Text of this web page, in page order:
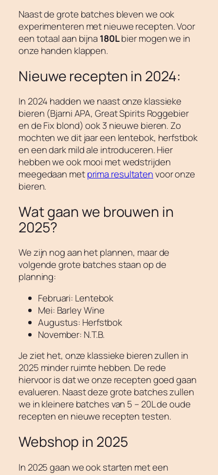
Naast de grote batches bleven we ook
experimenteren met nieuwe recepten. Voor
een totaal aan bijna 180Lbier mogen we in
onze handen klappen.
Nieuwe recepten in 2024:
In 2024 hadden we naast onze klassieke
bieren (Bjarni APA, Great Spirits Roggebier
en de Fix blond) ook 3 nieuwe bieren. Zo
mochten we dit jaar een lentebok, herfstbok
en een dark mild ale introduceren. Hier
hebben we ook mooi met wedstrijden
meegedaan metprima resultatenvoor onze
bieren.
Wat gaan we brouwen in
2025?
We zijn nog aan het plannen, maar de
volgende grote batches staan op de
planning:
Februari: Lentebok
Mei: Barley Wine
Augustus: Herfstbok
November: N.T.B.
Je ziet het, onze klassieke bieren zullen in
2025 minder ruimte hebben. De rede
hiervoor is dat we onze recepten goed gaan
evalueren. Naast deze grote batches zullen
we in kleinere batches van 5 – 20L de oude
recepten en nieuwe recepten testen.
Webshop in 2025
In 2025 gaan we ook starten met een